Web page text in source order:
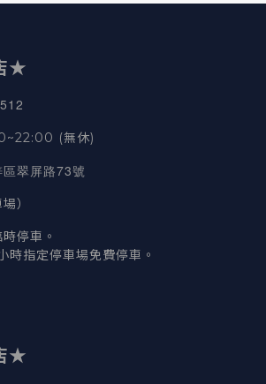
★
(無休)
翠屏路73號
）
停車。
時指定停車場免費停車。
★